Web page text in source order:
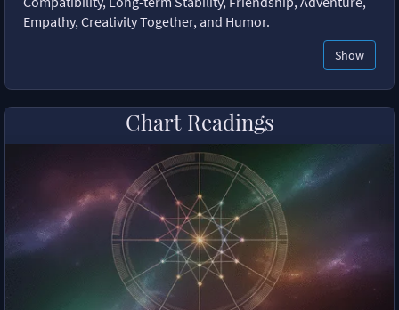
Empathy, Creativity Together, and Humor.
Show
Chart Readings